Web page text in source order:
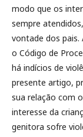
modo que os
sempre
vontade dos pais.
o Código de
há indícios de
presente artigo,
sua relação com
interesse da
genitora sofre